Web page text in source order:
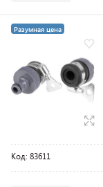
Разумная цена
Код: 83611